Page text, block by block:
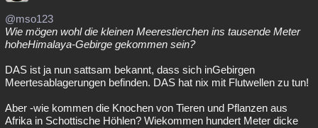
@mso123
Wie mögen wohl die kleinen Meerestierchen ins tausende Meter
hoheHimalaya-Gebirge gekommen sein?
DAS ist ja nun sattsam bekannt, dass sich inGebirgen
Meertesablagerungen befinden. DAS hat nix mit Flutwellen zu tun!
Aber -wie kommen die Knochen von Tieren und Pflanzen aus
Afrika in Schottische Höhlen? Wiekommen hundert Meter dicke